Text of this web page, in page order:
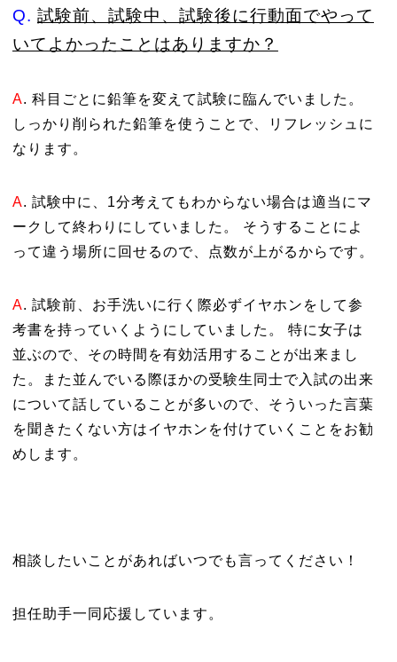
Q. 試験前、試験中、試験後に行動面でやって
いてよかったことはありますか？
A. 科目ごとに鉛筆を変えて試験に臨んでいました。
しっかり削られた鉛筆を使うことで、リフレッシュに
なります。
A. 試験中に、1分考えてもわからない場合は適当にマ
ークして終わりにしていました。 そうすることによ
って違う場所に回せるので、点数が上がるからです。
A. 試験前、お手洗いに行く際必ずイヤホンをして参
考書を持っていくようにしていました。 特に女子は
並ぶので、その時間を有効活用することが出来まし
た。また並んでいる際ほかの受験生同士で入試の出来
について話していることが多いので、そういった言葉
を聞きたくない方はイヤホンを付けていくことをお勧
めします。
相談したいことがあればいつでも言ってください！
担任助手一同応援しています。